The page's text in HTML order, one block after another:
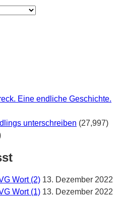
Eine endliche Geschichte.
unterschreiben (27,997)
Wort (2) 13. Dezember 2022
Wort (1) 13. Dezember 2022